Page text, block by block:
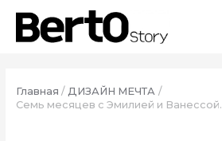
содержимому
навигации
содержимому
Главная
ДИЗАЙН МЕЧТА
Семь месяцев с Эмилией и Ванессой.